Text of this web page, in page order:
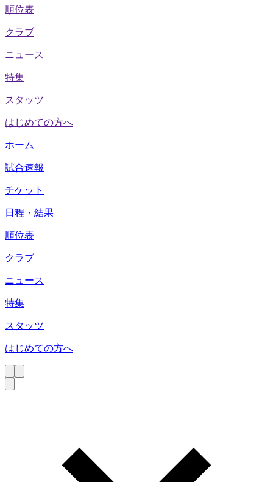
順位表
クラブ
ニュース
特集
スタッツ
はじめての方へ
ホーム
試合速報
チケット
日程・結果
順位表
クラブ
ニュース
特集
スタッツ
はじめての方へ